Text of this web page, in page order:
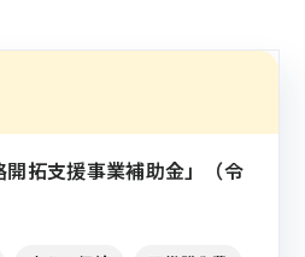
拓支援事業補助金」（令